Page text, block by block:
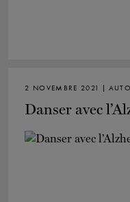
2 NOVEMBRE 2021 |
Danser avec